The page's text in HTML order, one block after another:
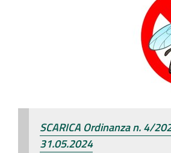
SCARICA Ordinanza n. 4/
31.05.2024